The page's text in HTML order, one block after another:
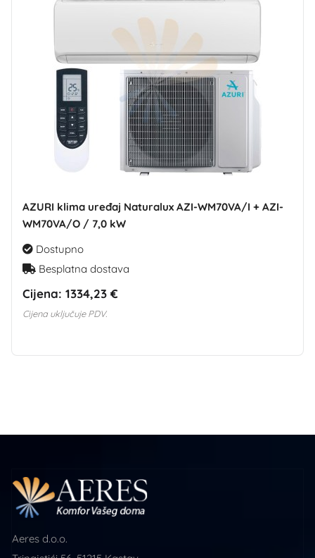
AZURI klima uređaj Naturalux AZI-WM70VA/I + AZI-
WM70VA/O / 7,0 kW
Dostupno
Besplatna dostava
Cijena: 1334,23 €
Cijena uključuje PDV.
Aeres d.o.o.